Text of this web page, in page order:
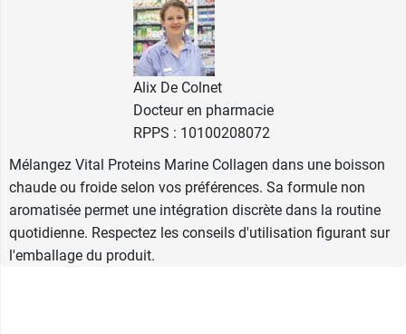
SOLGAR FRANCE
14 rue de Berlin
CS 20143 Montevrain
77772 Marne la Vallée Cedex 4
01 60 21 22 00
Alix De Colnet
Docteur en pharmacie
RPPS : 10100208072
Mélangez Vital Proteins Marine Collagen dans une boisson
chaude ou froide selon vos préférences. Sa formule non
aromatisée permet une intégration discrète dans la routine
quotidienne. Respectez les conseils d'utilisation figurant sur
l'emballage du produit.